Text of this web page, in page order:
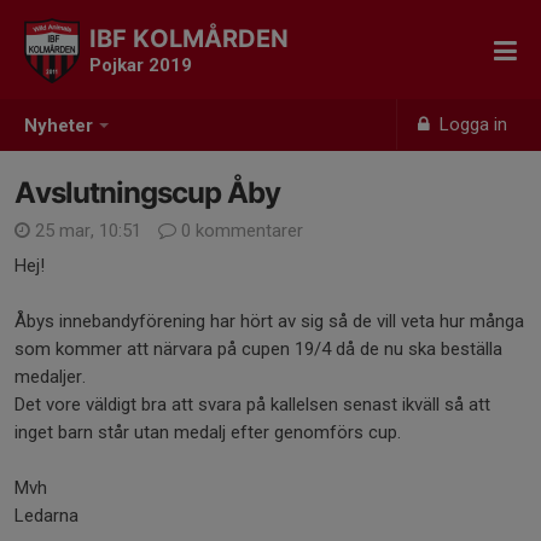
Nyheter Logga in
IBF KOLMÅRDEN
Pojkar 2019
Avslutningscup Åby
25 mar, 10:51
0 kommentarer
Hej!
Åbys innebandyförening har hört av sig så de vill veta hur många
som kommer att närvara på cupen 19/4 då de nu ska beställa
medaljer.
Det vore väldigt bra att svara på kallelsen senast ikväll så att
inget barn står utan medalj efter genomförs cup.
Mvh
Ledarna